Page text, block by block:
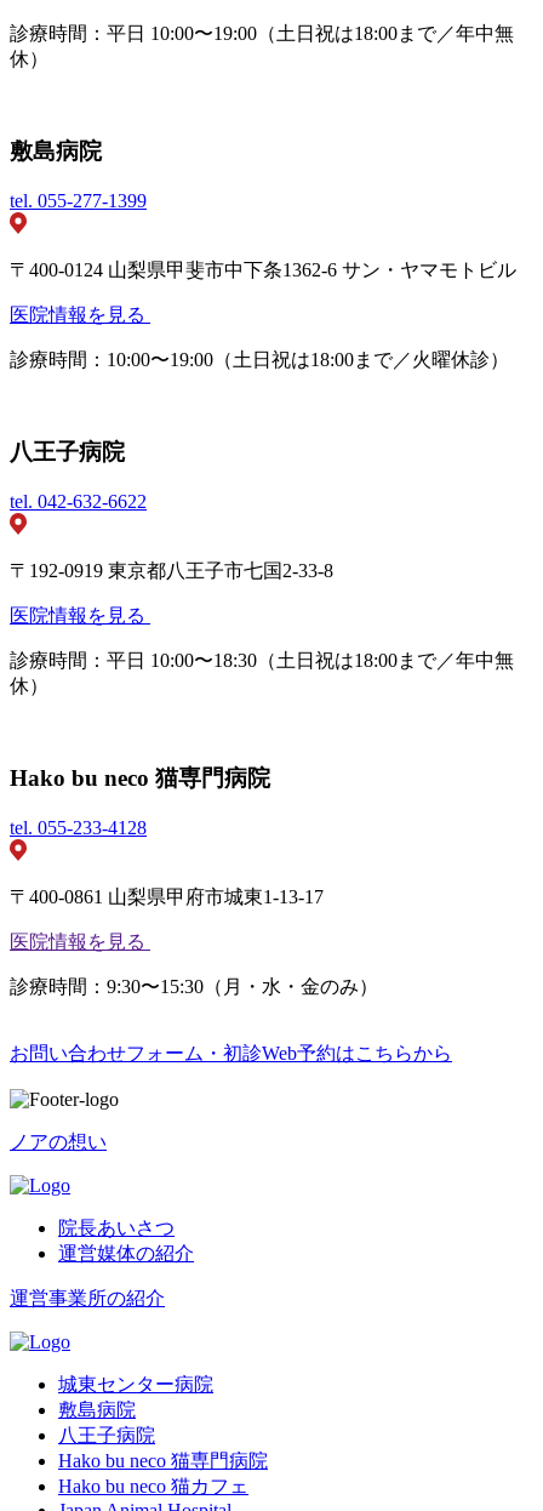
診療時間：平日 10:00〜19:00（土日祝は18:00まで／年中無
休）
敷島病院
tel. 055-277-1399
〒400-0124 山梨県甲斐市中下条1362-6 サン・ヤマモトビル
医院情報を見る
診療時間：10:00〜19:00（土日祝は18:00まで／火曜休診）
八王子病院
tel. 042-632-6622
〒192-0919 東京都八王子市七国2-33-8
医院情報を見る
診療時間：平日 10:00〜18:30（土日祝は18:00まで／年中無
休）
Hako bu neco 猫専門病院
tel. 055-233-4128
〒400-0861 山梨県甲府市城東1-13-17
医院情報を見る
診療時間：9:30〜15:30（月・水・金のみ）
お問い合わせフォーム・初診Web予約はこちらから
ノアの想い
院長あいさつ
運営媒体の紹介
運営事業所の紹介
城東センター病院
敷島病院
八王子病院
Hako bu neco 猫専門病院
Hako bu neco 猫カフェ